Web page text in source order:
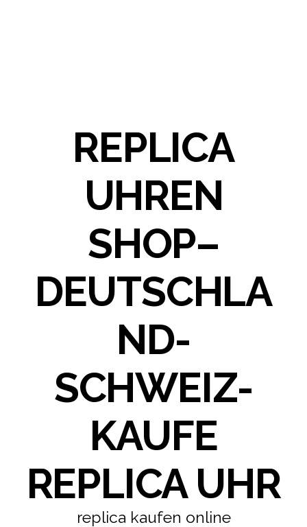
REPLICA
UHREN
SHOP–
DEUTSCHLA
ND-
SCHWEIZ-
KAUFE
REPLICA UHR
replica kaufen online